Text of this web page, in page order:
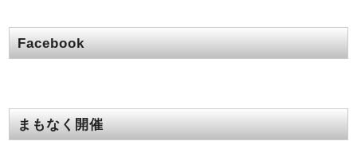
Facebook
まもなく開催